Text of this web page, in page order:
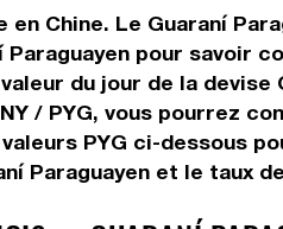
Chine. Le Guaraní
pour savoir
du jour de la
/ PYG, vous pourrez
PYG ci-dessous
Paraguayen et le taux